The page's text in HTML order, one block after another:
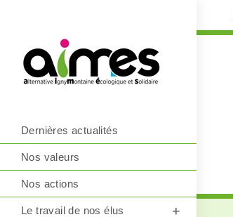
Dernières actualités
Nos valeurs
Nos actions
Le travail de nos élus